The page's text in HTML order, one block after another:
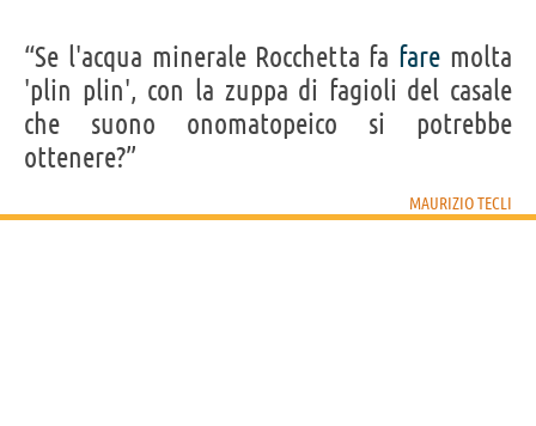
“Se l'acqua minerale Rocchetta fa fare molta
'plin plin', con la zuppa di fagioli del casale
che suono onomatopeico si potrebbe
ottenere?”
MAURIZIO TECLI